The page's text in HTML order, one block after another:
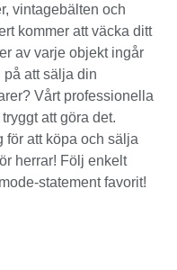
vintagebälten och
kommer att väcka ditt
av varje objekt ingår
att sälja din
Vårt professionella
att göra det.
för att köpa och sälja
herrar! Följ enkelt
statement favorit!